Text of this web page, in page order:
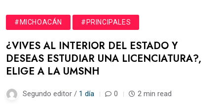
#MICHOACÁN #PRINCIPALES
¿VIVES AL INTERIOR DEL ESTADO Y
DESEAS ESTUDIAR UNA LICENCIATURA?,
ELIGE A LA UMSNH
Segundo editor / 1 día 0 2 min read